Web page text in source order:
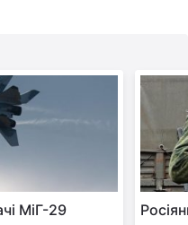
МіГ-29